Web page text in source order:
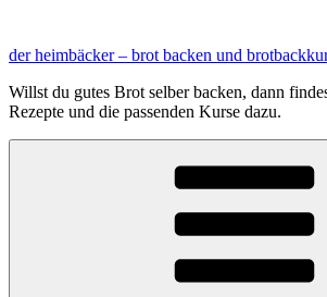
springen
der heimbäcker – brot backen und
Willst du gutes Brot selber backen, dann
Rezepte und die passenden Kurse dazu.